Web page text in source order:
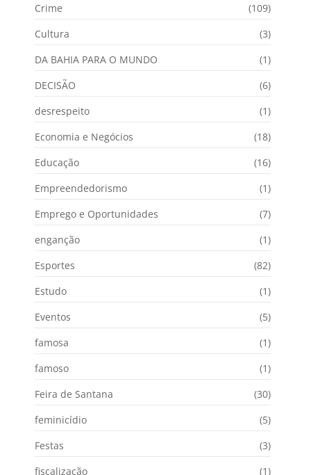
Crime
(109)
Cultura
(3)
DA BAHIA PARA O MUNDO
(1)
DECISÃO
(6)
desrespeito
(1)
Economia e Negócios
(18)
Educação
(16)
Empreendedorismo
(1)
Emprego e Oportunidades
(7)
enganção
(1)
Esportes
(82)
Estudo
(1)
Eventos
(5)
famosa
(1)
famoso
(1)
Feira de Santana
(30)
feminicídio
(5)
Festas
(3)
fiscalização
(1)